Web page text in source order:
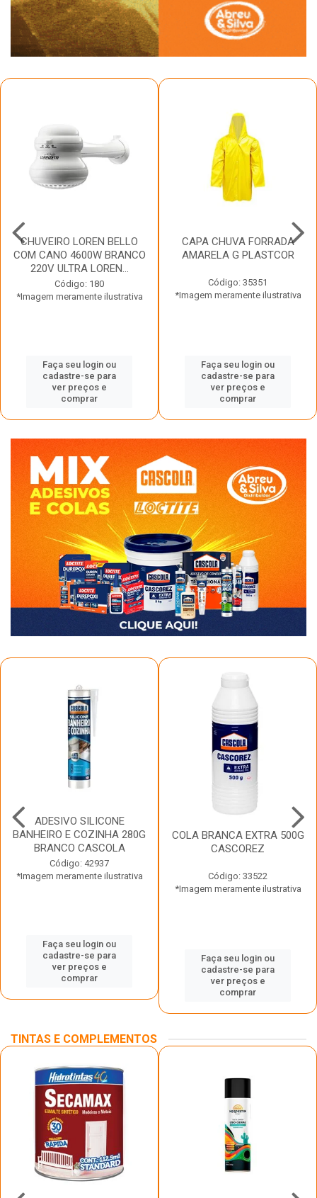
CHUVEIRO LOREN BELLO
COM CANO 4600W BRANCO
220V ULTRA LOREN...
Código: 180
*Imagem meramente ilustrativa
Faça seu login ou
cadastre-se para
ver preços e
comprar
CAPA CHUVA FORRADA
AMARELA G PLASTCOR
Código: 35351
*Imagem meramente ilustrativa
Faça seu login ou
cadastre-se para
ver preços e
comprar
ADESIVO SILICONE
BANHEIRO E COZINHA 280G
BRANCO CASCOLA
Código: 42937
*Imagem meramente ilustrativa
Faça seu login ou
cadastre-se para
ver preços e
comprar
COLA BRANCA EXTRA 500G
CASCOREZ
Código: 33522
*Imagem meramente ilustrativa
Faça seu login ou
cadastre-se para
ver preços e
comprar
TINTAS E COMPLEMENTOS